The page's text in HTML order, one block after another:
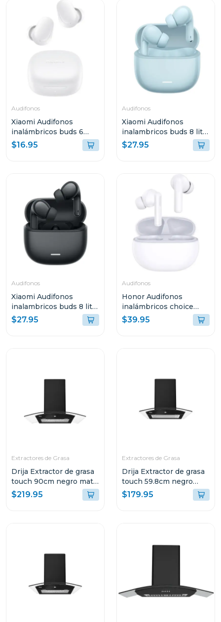
Audifonos
Xiaomi Audifonos
inalámbricos buds 6
play blanco 2420e1b
$16.95
Audifonos
Xiaomi Audifonos
inalambricos buds 8 lite
azul 2539e1a
$27.95
Audifonos
Xiaomi Audifonos
inalambricos buds 8 lite
negro 2539e1n
$27.95
Audifonos
Honor Audifonos
inalámbricos choice
earbuds x7i blanco
me00
$39.95
Extractores de Grasa
Drija Extractor de grasa
touch 90cm negro mate
prismatouch90
$219.95
Extractores de Grasa
Drija Extractor de grasa
touch 59.8cm negro
mate prismatouch60
$179.95